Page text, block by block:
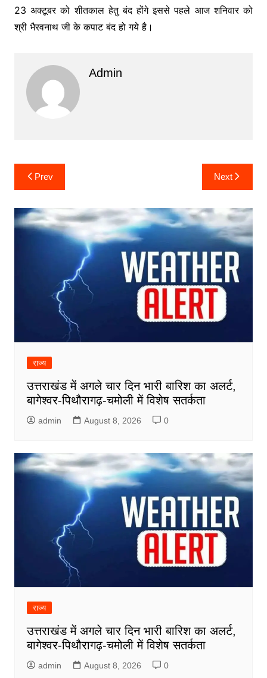
23 अक्टूबर को शीतकाल हेतु बंद होंगे इससे पहले आज शनिवार को
श्री भैरवनाथ जी के कपाट बंद हो गये है।
Admin
Post
navigation
Prev Next
राज्य
उत्तराखंड में अगले चार दिन भारी बारिश का अलर्ट,
बागेश्वर-पिथौरागढ़-चमोली में विशेष सतर्कता
admin August 8, 2026 0
राज्य
उत्तराखंड में अगले चार दिन भारी बारिश का अलर्ट,
बागेश्वर-पिथौरागढ़-चमोली में विशेष सतर्कता
admin August 8, 2026 0